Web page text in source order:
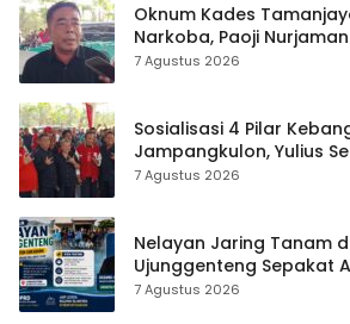
Oknum Kades
Narkoba, Paoji
Calon Kades Diperketat
7 Agustus 2026
Sosialisasi 4 Pilar
Jampangkulon, Yulius
Pentingnya Persatuan
7 Agustus 2026
Nelayan Jaring Tanam
Ujunggenteng Sepakat
Penangkapan
7 Agustus 2026